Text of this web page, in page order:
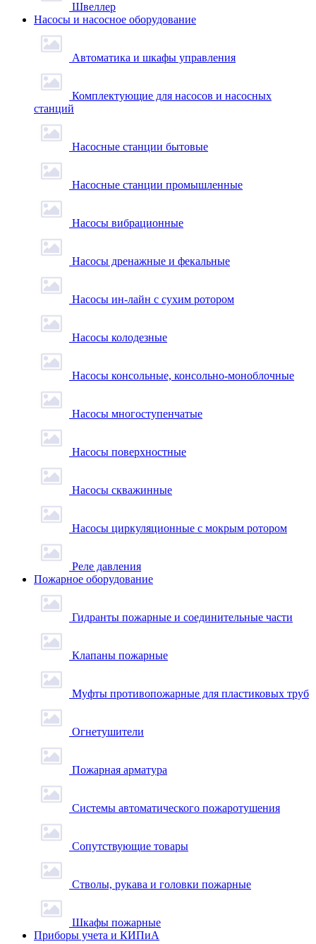
Швеллер
Насосы и насосное оборудование
Автоматика и шкафы управления
Комплектующие для насосов и насосных
станций
Насосные станции бытовые
Насосные станции промышленные
Насосы вибрационные
Насосы дренажные и фекальные
Насосы ин-лайн с сухим ротором
Насосы колодезные
Насосы консольные, консольно-моноблочные
Насосы многоступенчатые
Насосы поверхностные
Насосы скважинные
Насосы циркуляционные с мокрым ротором
Реле давления
Пожарное оборудование
Гидранты пожарные и соединительные части
Клапаны пожарные
Муфты противопожарные для пластиковых труб
Огнетушители
Пожарная арматура
Системы автоматического пожаротушения
Сопутствующие товары
Стволы, рукава и головки пожарные
Шкафы пожарные
Приборы учета и КИПиА